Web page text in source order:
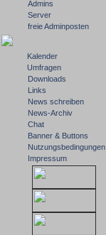
Admins
Server
freie Adminposten
Kalender
Umfragen
Downloads
Links
News schreiben
News-Archiv
Chat
Banner & Buttons
Nutzungsbedingungen
Impressum